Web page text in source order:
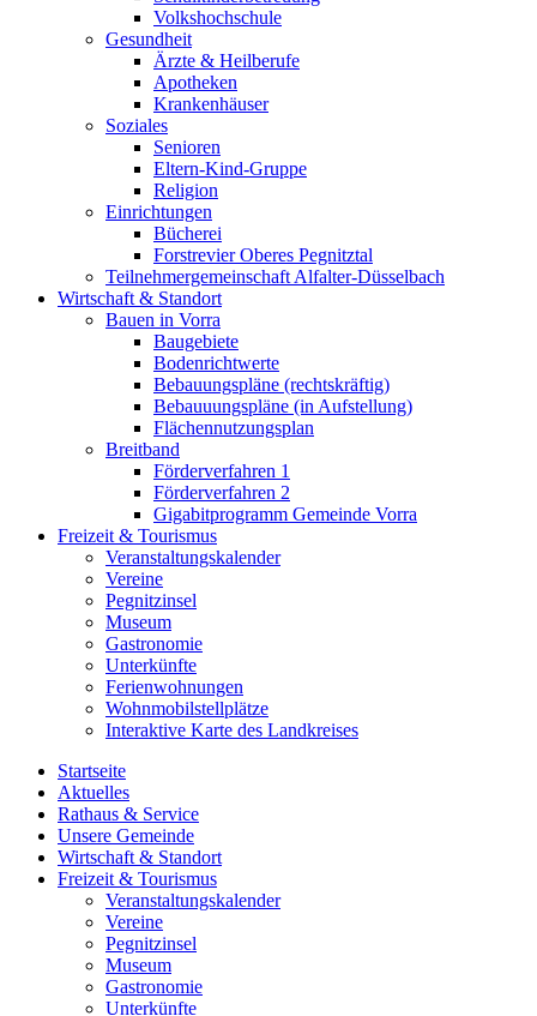
Volkshochschule
Gesundheit
Ärzte & Heilberufe
Apotheken
Krankenhäuser
Soziales
Senioren
Eltern-Kind-Gruppe
Religion
Einrichtungen
Bücherei
Forstrevier Oberes Pegnitztal
Teilnehmergemeinschaft Alfalter-Düsselbach
Wirtschaft & Standort
Bauen in Vorra
Baugebiete
Bodenrichtwerte
Bebauungspläne (rechtskräftig)
Bebauuungspläne (in Aufstellung)
Flächennutzungsplan
Breitband
Förderverfahren 1
Förderverfahren 2
Gigabitprogramm Gemeinde Vorra
Freizeit & Tourismus
Veranstaltungskalender
Vereine
Pegnitzinsel
Museum
Gastronomie
Unterkünfte
Ferienwohnungen
Wohnmobilstellplätze
Interaktive Karte des Landkreises
Startseite
Aktuelles
Rathaus & Service
Unsere Gemeinde
Wirtschaft & Standort
Freizeit & Tourismus
Veranstaltungskalender
Vereine
Pegnitzinsel
Museum
Gastronomie
Unterkünfte